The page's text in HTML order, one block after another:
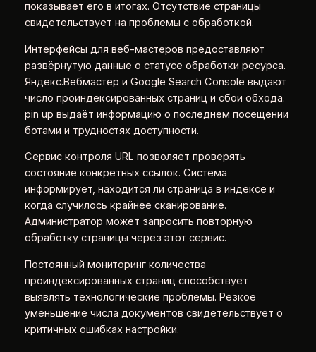
показывает его в итогах. Отсутствие страницы
свидетельствует на проблемы с обработкой.
Интерфейсы для веб-мастеров предоставляют
развёрнутую данные о статусе обработки ресурса.
Яндекс.Вебмастер и Google Search Console выдают
число проиндексированных страниц и сбои обхода.
pin up выдаёт информацию о последнем посещении
ботами и трудностях доступности.
Сервис контроля URL позволяет проверять
состояние конкретных ссылок. Система
информирует, находится ли страница в индексе и
когда случилось крайнее сканирование.
Администратор может запросить повторную
обработку страницы через этот сервис.
Постоянный мониторинг количества
проиндексированных страниц способствует
выявлять технологические проблемы. Резкое
уменьшение числа документов свидетельствует о
критичных ошибках настройки.